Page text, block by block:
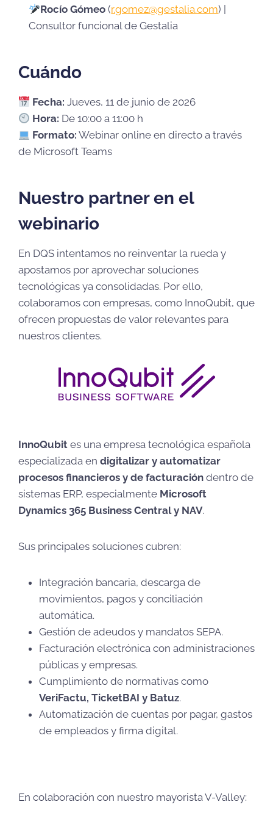
Rocío Gómeo (r.gomez@gestalia.com) |
Consultor funcional de Gestalia
Cuándo
Fecha: Jueves, 11 de junio de 2026
Hora: De 10:00 a 11:00 h
Formato: Webinar online en directo a través
de Microsoft Teams
Nuestro partner en el
webinario
En DQS intentamos no reinventar la rueda y
apostamos por aprovechar soluciones
tecnológicas ya consolidadas. Por ello,
colaboramos con empresas, como InnoQubit, que
ofrecen propuestas de valor relevantes para
nuestros clientes.
InnoQubit es una empresa tecnológica española
especializada en digitalizar y automatizar
procesos financieros y de facturación dentro de
sistemas ERP, especialmente Microsoft
Dynamics 365 Business Central y NAV.
Sus principales soluciones cubren:
Integración bancaria, descarga de
movimientos, pagos y conciliación
automática.
Gestión de adeudos y mandatos SEPA.
Facturación electrónica con administraciones
públicas y empresas.
Cumplimiento de normativas como
VeriFactu, TicketBAI y Batuz.
Automatización de cuentas por pagar, gastos
de empleados y firma digital.
En colaboración con nuestro mayorista V-Valley: